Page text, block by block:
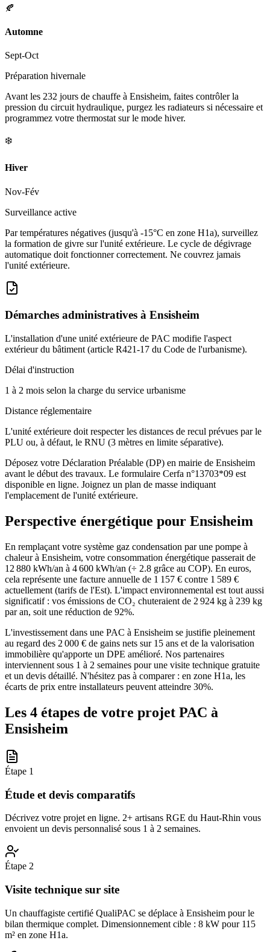
🍂
Automne
Sept-Oct
Préparation hivernale
Avant les 232 jours de chauffe à Ensisheim, faites contrôler la
pression du circuit hydraulique, purgez les radiateurs si nécessaire et
programmez votre thermostat sur le mode hiver.
❄️
Hiver
Nov-Fév
Surveillance active
Par températures négatives (jusqu'à -15°C en zone H1a), surveillez
la formation de givre sur l'unité extérieure. Le cycle de dégivrage
automatique doit fonctionner correctement. Ne couvrez jamais
l'unité extérieure.
Démarches administratives à Ensisheim
L'installation d'une unité extérieure de PAC modifie l'aspect
extérieur du bâtiment (article R421-17 du Code de l'urbanisme).
Délai d'instruction
1 à 2 mois selon la charge du service urbanisme
Distance réglementaire
L'unité extérieure doit respecter les distances de recul prévues par le
PLU ou, à défaut, le RNU (3 mètres en limite séparative).
Déposez votre Déclaration Préalable (DP) en mairie de Ensisheim
avant le début des travaux. Le formulaire Cerfa n°13703*09 est
disponible en ligne. Joignez un plan de masse indiquant
l'emplacement de l'unité extérieure.
Perspective énergétique pour Ensisheim
En remplaçant votre système gaz condensation par une pompe à
chaleur à Ensisheim, votre consommation énergétique passerait de
12 880 kWh/an à 4 600 kWh/an (÷ 2.8 grâce au COP). En euros,
cela représente une facture annuelle de 1 157 € contre 1 589 €
actuellement (tarifs de l'Est). L'impact environnemental est tout aussi
significatif : vos émissions de CO₂ chuteraient de 2 924 kg à 239 kg
par an, soit une réduction de 92%.
L'investissement dans une PAC à Ensisheim se justifie pleinement
au regard des 2 000 € de gains nets sur 15 ans et de la valorisation
immobilière qu'apporte un DPE amélioré. Nos partenaires
interviennent sous 1 à 2 semaines pour une visite technique gratuite
et un devis détaillé. N'hésitez pas à comparer : en zone H1a, les
écarts de prix entre installateurs peuvent atteindre 30%.
Les 4 étapes de votre projet PAC à
Ensisheim
Étape 1
Étude et devis comparatifs
Décrivez votre projet en ligne. 2+ artisans RGE du Haut-Rhin vous
envoient un devis personnalisé sous 1 à 2 semaines.
Étape 2
Visite technique sur site
Un chauffagiste certifié QualiPAC se déplace à Ensisheim pour le
bilan thermique complet. Dimensionnement cible : 8 kW pour 115
m² en zone H1a.